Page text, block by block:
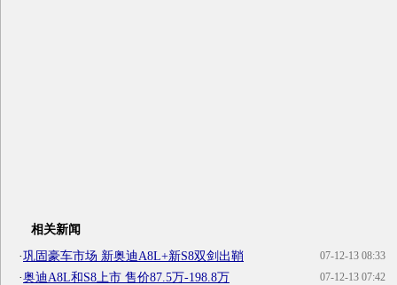
相关新闻
07-12-13 08:33
·巩固豪车市场 新奥迪A8L+新S8双剑出鞘
07-12-13 07:42
·奥迪A8L和S8上市 售价87.5万-198.8万